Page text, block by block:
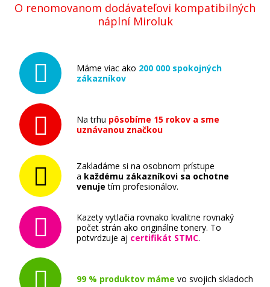
O renomovanom dodávateľovi kompatibilných
náplní Miroluk
Máme viac ako 200 000 spokojných
zákazníkov
Na trhu pôsobíme 15 rokov a sme
uznávanou značkou
Zakladáme si na osobnom prístupe
a každému zákazníkovi sa ochotne
venuje tím profesionálov.
Kazety vytlačia rovnako kvalitne rovnaký
počet strán ako originálne tonery. To
potvrdzuje aj certifikát STMC.
99 % produktov máme vo svojich skladoch